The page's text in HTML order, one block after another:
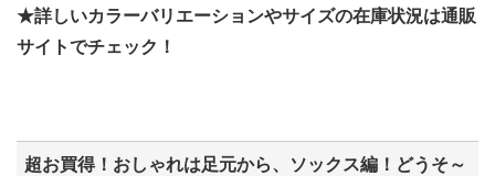
★詳しいカラーバリエーションやサイズの在庫状況は通販
サイトでチェック！
超お買得！おしゃれは足元から、ソックス編！どうそ～